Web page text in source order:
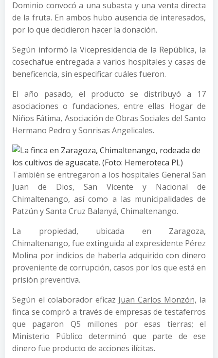
Dominio convocó a una subasta y una venta directa
de la fruta. En ambos hubo ausencia de interesados,
por lo que decidieron hacer la donación.
Según informó la Vicepresidencia de la República, la
cosechafue entregada a varios hospitales y casas de
beneficencia, sin especificar cuáles fueron.
El año pasado, el producto se distribuyó a 17
asociaciones o fundaciones, entre ellas Hogar de
Niños Fátima, Asociación de Obras Sociales del Santo
Hermano Pedro y Sonrisas Angelicales.
También se entregaron a los hospitales General San
Juan de Dios, San Vicente y Nacional de
Chimaltenango, así como a las municipalidades de
Patzún y Santa Cruz Balanyá, Chimaltenango.
La propiedad, ubicada en Zaragoza,
Chimaltenango, fue extinguida al expresidente Pérez
Molina por indicios de haberla adquirido con dinero
proveniente de corrupción, casos por los que está en
prisión preventiva.
Según el colaborador eficaz Juan Carlos Monzón, la
finca se compró a través de empresas de testaferros
que pagaron Q5 millones por esas tierras; el
Ministerio Público determinó que parte de ese
dinero fue producto de acciones ilícitas.